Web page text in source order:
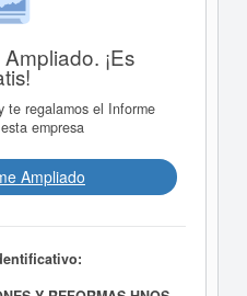
¡Es
te regalamos el Informe
empresa
Ampliado